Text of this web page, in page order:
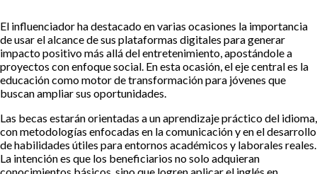
El influenciador ha destacado en varias ocasiones la importancia
de usar el alcance de sus plataformas digitales para generar
impacto positivo más allá del entretenimiento, apostándole a
proyectos con enfoque social. En esta ocasión, el eje central es la
educación como motor de transformación para jóvenes que
buscan ampliar sus oportunidades.
Las becas estarán orientadas a un aprendizaje práctico del idioma,
con metodologías enfocadas en la comunicación y en el desarrollo
de habilidades útiles para entornos académicos y laborales reales.
La intención es que los beneficiarios no solo adquieran